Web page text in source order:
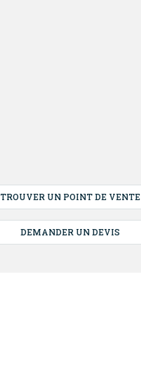
TROUVER UN POINT DE VENTE
DEMANDER UN DEVIS